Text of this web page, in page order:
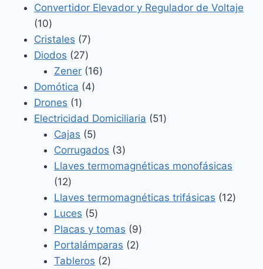
productos
Convertidor Elevador y Regulador de Voltaje
1010
productos
Cristales 77
productos
Diodos 2727
productos
Zener 1616
Domótica 44
Drones 11
producto
Electricidad Domiciliaria 5151
Cajas 55
productos
Corrugados 33
productos
Llaves termomagnéticas monofásicas
1212
productos
Llaves termomagnéticas trifásicas 1212
Luces 55
productos
Placas y tomas 99
productos
Portalámparas 22
Tableros 22